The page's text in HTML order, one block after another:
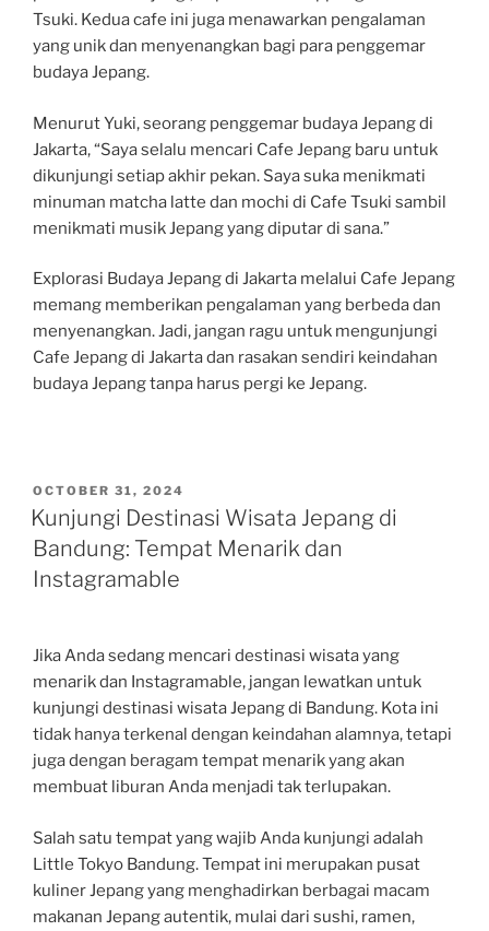
Tsuki. Kedua cafe ini juga menawarkan pengalaman
yang unik dan menyenangkan bagi para penggemar
budaya Jepang.
Menurut Yuki, seorang penggemar budaya Jepang di
Jakarta, “Saya selalu mencari Cafe Jepang baru untuk
dikunjungi setiap akhir pekan. Saya suka menikmati
minuman matcha latte dan mochi di Cafe Tsuki sambil
menikmati musik Jepang yang diputar di sana.”
Explorasi Budaya Jepang di Jakarta melalui Cafe Jepang
memang memberikan pengalaman yang berbeda dan
menyenangkan. Jadi, jangan ragu untuk mengunjungi
Cafe Jepang di Jakarta dan rasakan sendiri keindahan
budaya Jepang tanpa harus pergi ke Jepang.
POSTED
ON
OCTOBER 31, 2024
Kunjungi Destinasi Wisata Jepang di
Bandung: Tempat Menarik dan
Instagramable
Jika Anda sedang mencari destinasi wisata yang
menarik dan Instagramable, jangan lewatkan untuk
kunjungi destinasi wisata Jepang di Bandung. Kota ini
tidak hanya terkenal dengan keindahan alamnya, tetapi
juga dengan beragam tempat menarik yang akan
membuat liburan Anda menjadi tak terlupakan.
Salah satu tempat yang wajib Anda kunjungi adalah
Little Tokyo Bandung. Tempat ini merupakan pusat
kuliner Jepang yang menghadirkan berbagai macam
makanan Jepang autentik, mulai dari sushi, ramen,